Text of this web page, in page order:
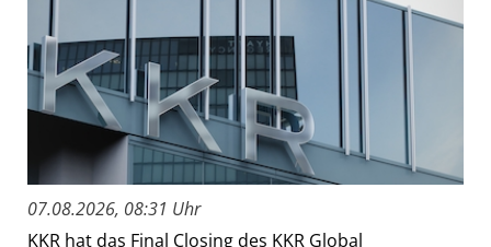
07.08.2026, 08:31 Uhr
KKR hat das Final Closing des KKR Global